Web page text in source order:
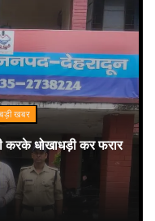
बड़ी खबर
करके धोखाधड़ी कर फरार